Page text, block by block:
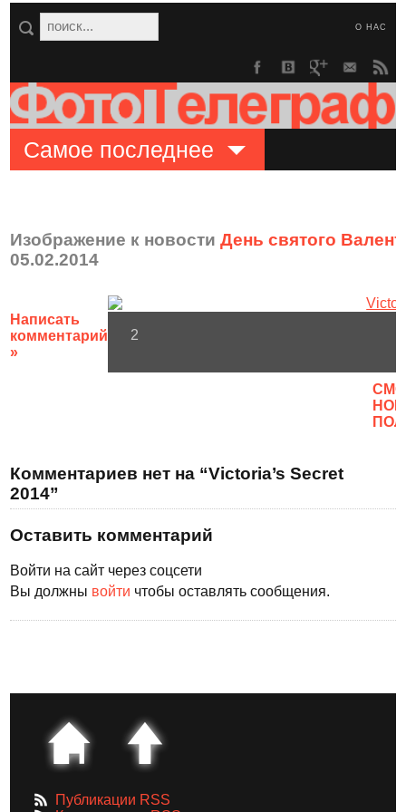
О НАС
Самое последнее
Изображение к новостиДень святого
05.02.2014
Написать
комментарий
»
2
Комментариев нет на “Victoria’s Secret
2014”
Оставить комментарий
Войти на сайт через соцсети
Вы должны войти чтобы оставлять сообщения.
Публикации RSS